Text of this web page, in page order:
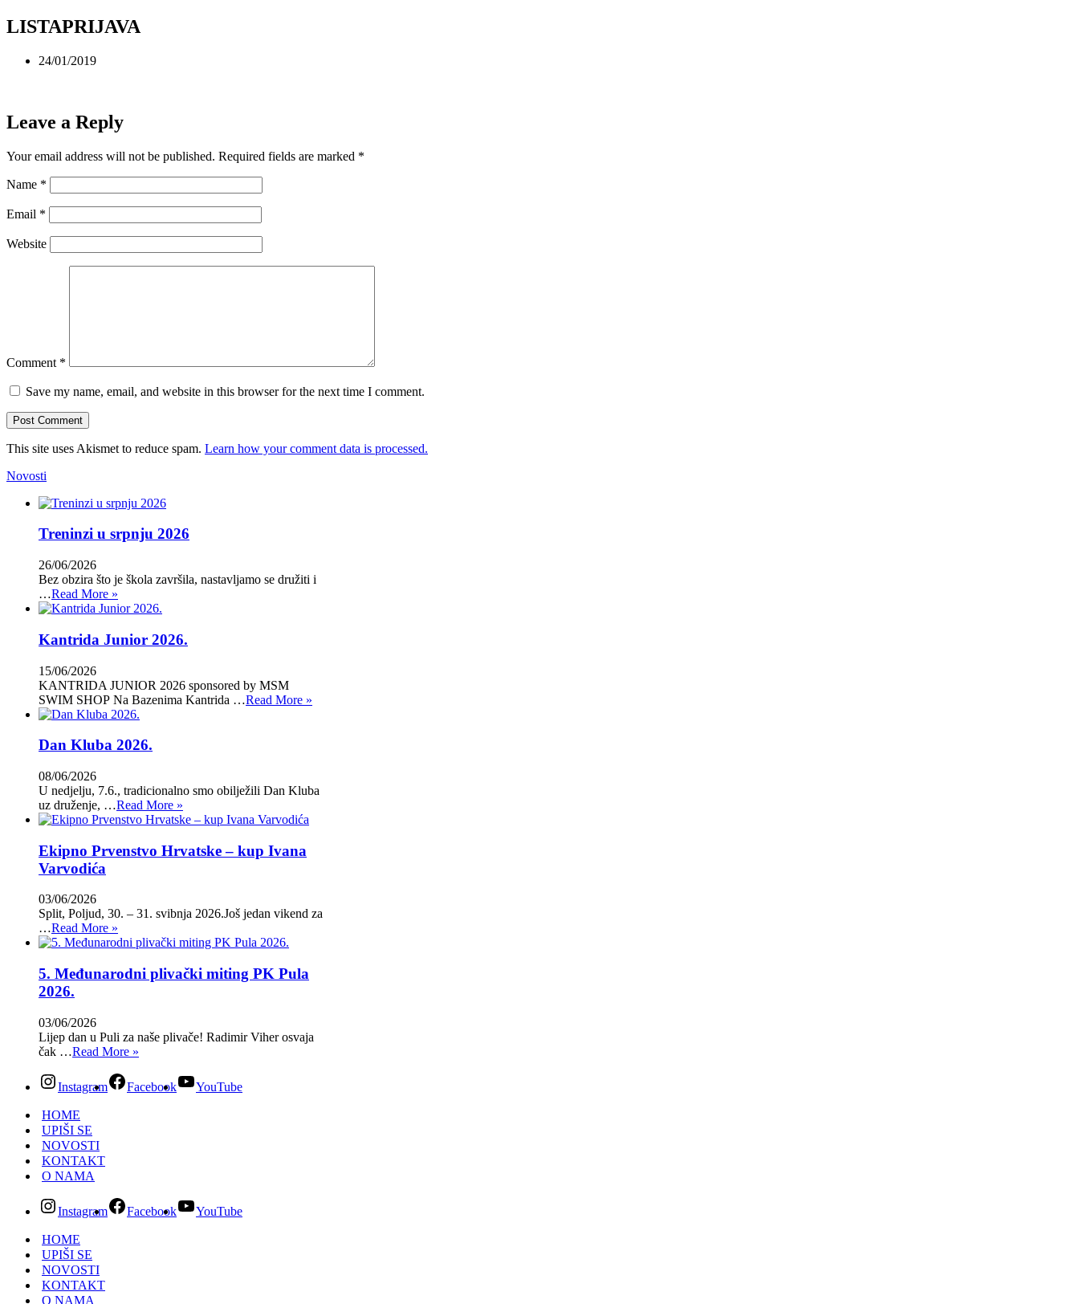
LISTAPRIJAVA
24/01/2019
Leave a Reply
Your email address will not be published. Required fields are marked *
Name *
Email *
Website
Comment *
Save my name, email, and website in this browser for the next time I comment.
This site uses Akismet to reduce spam. Learn how your comment data is processed.
Novosti
Treninzi u srpnju 2026
26/06/2026
Bez obzira što je škola završila, nastavljamo se družiti i
…Read More »
Kantrida Junior 2026.
15/06/2026
KANTRIDA JUNIOR 2026 sponsored by MSM
SWIM SHOP Na Bazenima Kantrida …Read More »
Dan Kluba 2026.
08/06/2026
U nedjelju, 7.6., tradicionalno smo obilježili Dan Kluba
uz druženje, …Read More »
Ekipno Prvenstvo Hrvatske – kup Ivana
Varvodića
03/06/2026
Split, Poljud, 30. – 31. svibnja 2026.Još jedan vikend za
…Read More »
5. Međunarodni plivački miting PK Pula
2026.
03/06/2026
Lijep dan u Puli za naše plivače! Radimir Viher osvaja
čak …Read More »
Instagram Facebook YouTube
HOME
UPIŠI SE
NOVOSTI
KONTAKT
O NAMA
Instagram Facebook YouTube
HOME
UPIŠI SE
NOVOSTI
KONTAKT
O NAMA